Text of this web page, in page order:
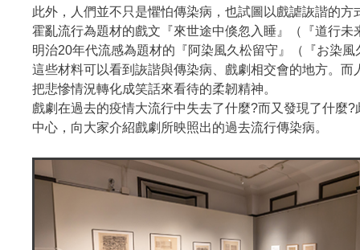
此外，人們並不只是懼怕傳染病，也試圖以戲謔詼諧的方
霍亂流行為題材的戲文『來世途中倏忽入睡』（『道行未
明治20年代流感為題材的『阿染風久松留守』（『お染
這些材料可以看到詼諧與傳染病、戲劇相交會的地方。而
把悲慘情況轉化成笑話來看待的柔韌精神。
戲劇在過去的疫情大流行中失去了什麼?而又發現了什麼
中心，向大家介紹戲劇所映照出的過去流行傳染病。